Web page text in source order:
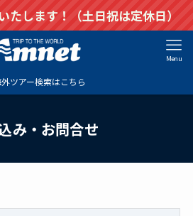
たします！（土日祝は定休日）
Menu
ツアー検索はこちら
み・お問合せ